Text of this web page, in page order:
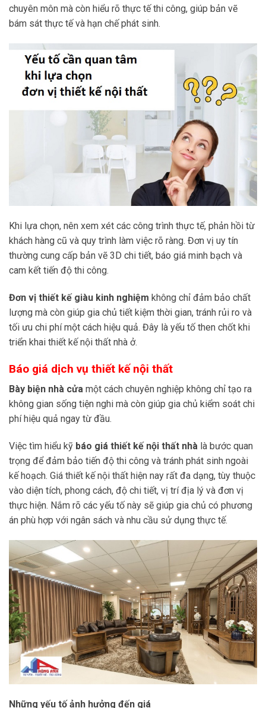
chuyên môn mà còn hiểu rõ thực tế thi công, giúp bản vẽ
bám sát thực tế và hạn chế phát sinh.
Khi lựa chọn, nên xem xét các công trình thực tế, phản hồi từ
khách hàng cũ và quy trình làm việc rõ ràng. Đơn vị uy tín
thường cung cấp bản vẽ 3D chi tiết, báo giá minh bạch và
cam kết tiến độ thi công.
Đơn vị thiết kế giàu kinh nghiệm không chỉ đảm bảo chất
lượng mà còn giúp gia chủ tiết kiệm thời gian, tránh rủi ro và
tối ưu chi phí một cách hiệu quả. Đây là yếu tố then chốt khi
triển khai thiết kế nội thất nhà ở.
Báo giá dịch vụ thiết kế nội thất
Bày biện nhà cửa một cách chuyên nghiệp không chỉ tạo ra
không gian sống tiện nghi mà còn giúp gia chủ kiểm soát chi
phí hiệu quả ngay từ đầu.
Việc tìm hiểu kỹ báo giá thiết kế nội thất nhà là bước quan
trọng để đảm bảo tiến độ thi công và tránh phát sinh ngoài
kế hoạch. Giá thiết kế nội thất hiện nay rất đa dạng, tùy thuộc
vào diện tích, phong cách, độ chi tiết, vị trí địa lý và đơn vị
thực hiện. Nắm rõ các yếu tố này sẽ giúp gia chủ có phương
án phù hợp với ngân sách và nhu cầu sử dụng thực tế.
Những yếu tố ảnh hưởng đến giá